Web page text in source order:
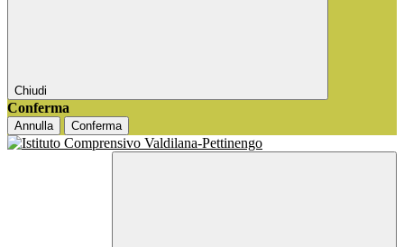
Chiudi
Conferma
Annulla Conferma